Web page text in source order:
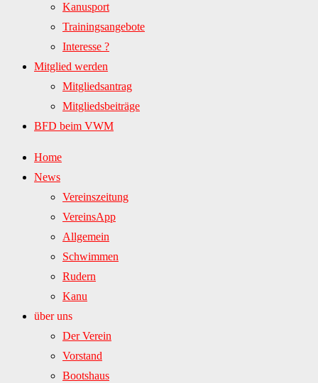
Kanusport
Trainingsangebote
Interesse ?
Mitglied werden
Mitgliedsantrag
Mitgliedsbeiträge
BFD beim VWM
Home
News
Vereinszeitung
VereinsApp
Allgemein
Schwimmen
Rudern
Kanu
über uns
Der Verein
Vorstand
Bootshaus